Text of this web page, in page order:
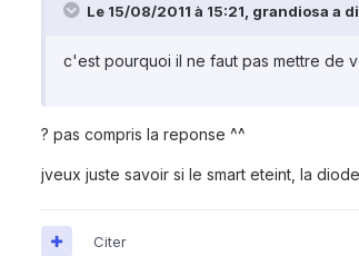
Le 15/08/2011 à 15:21, grandiosa a
c'est pourquoi il ne faut pas mettre de
? pas compris la reponse ^^
jveux juste savoir si le smart eteint, la
Citer